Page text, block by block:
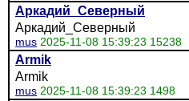
Аркадий_Северный
Аркадий_Северный
mus 2025-11-08 15:39:23 15238
Armik
Armik
mus 2025-11-08 15:39:23 1498